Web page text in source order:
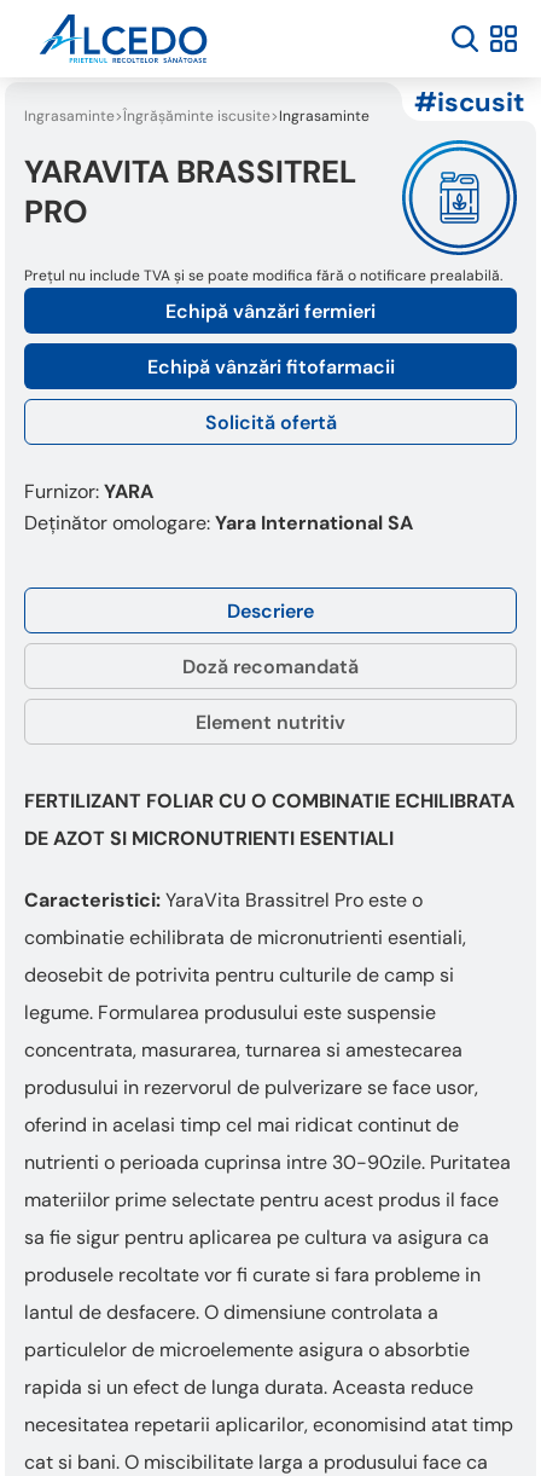
iscusit
Ingrasaminte Îngrășăminte iscusite Ingrasaminte foliare
YARAVITA BRASSITREL
PRO
Echipă vânzări fermieri
Echipă vânzări fitofarmacii
Solicită ofertă
Prețul nu include TVA și se poate modifica fără o notificare prealabilă.
Furnizor:YARA
Deținător omologare:Yara International SA
Descriere
FERTILIZANT FOLIAR CU O COMBINATIE ECHILIBRATA
DE AZOT SI MICRONUTRIENTI ESENTIALI
Caracteristici:YaraVita Brassitrel Pro este o
combinatie echilibrata de micronutrienti esentiali,
deosebit de potrivita pentru culturile de camp si
legume. Formularea produsului este suspensie
concentrata, masurarea, turnarea si amestecarea
produsului in rezervorul de pulverizare se face usor,
oferind in acelasi timp cel mai ridicat continut de
nutrienti o perioada cuprinsa intre 30-90zile. Puritatea
materiilor prime selectate pentru acest produs il face
sa fie sigur pentru aplicarea pe cultura va asigura ca
produsele recoltate vor fi curate si fara probleme in
lantul de desfacere. O dimensiune controlata a
particulelor de microelemente asigura o absorbtie
rapida si un efect de lunga durata. Aceasta reduce
necesitatea repetarii aplicarilor, economisind atat timp
cat si bani. O miscibilitate larga a produsului face ca
Doză recomandată
Element nutritiv